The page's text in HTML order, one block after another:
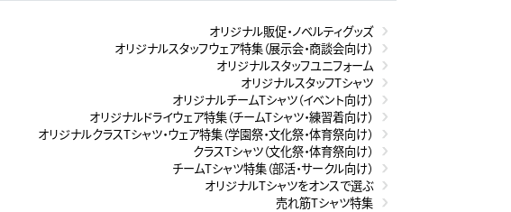
オリジナル販促・ノベルティグッズ
オリジナルスタッフウェア特集（展示会・商談会向け）
オリジナルスタッフユニフォーム
オリジナルスタッフTシャツ
オリジナルチームTシャツ（イベント向け）
オリジナルドライウェア特集（チームTシャツ・練習着向け）
オリジナルクラスTシャツ・ウェア特集（学園祭・文化祭・体育祭向け）
クラスTシャツ（文化祭・体育祭向け）
チームTシャツ特集（部活・サークル向け）
オリジナルTシャツをオンスで選ぶ
売れ筋Tシャツ特集